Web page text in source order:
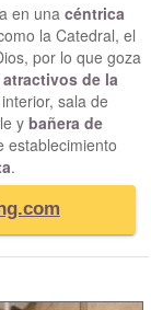
en una céntrica
la Catedral, el
por lo que goza
de la
sala de
y bañera de
establecimiento
.